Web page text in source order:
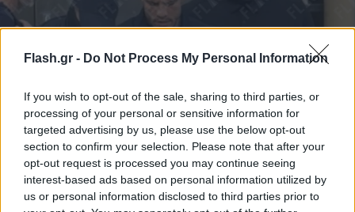
Flash.gr - Do Not Process My Personal Information
If you wish to opt-out of the sale, sharing to third parties, or
processing of your personal or sensitive information for
targeted advertising by us, please use the below opt-out
section to confirm your selection. Please note that after your
opt-out request is processed you may continue seeing
interest-based ads based on personal information utilized by
us or personal information disclosed to third parties prior to
Δολοφονία Βρετανίδας στην Κυψέλη: Στη
φυλακή ο 26χρονος Αφγανός- Επικαλέστηκε το
δικαίωμα της σιωπής
06.08.2026